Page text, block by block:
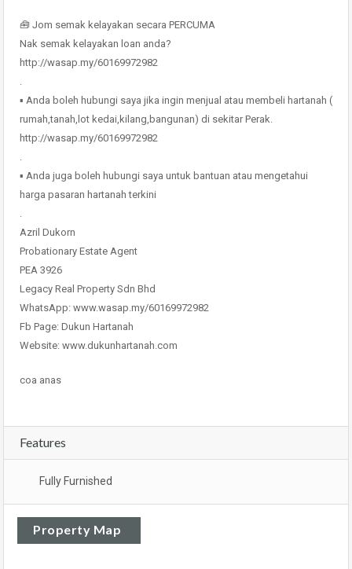
🧰 Jom semak kelayakan secara PERCUMA
Nak semak kelayakan loan anda?
http://wasap.my/60169972982
.
▪ Anda boleh hubungi saya jika ingin menjual atau membeli hartanah (
rumah,tanah,lot kedai,kilang,bangunan) di sekitar Perak.
http://wasap.my/60169972982
.
▪ Anda juga boleh hubungi saya untuk bantuan atau mengetahui
harga pasaran hartanah terkini
.
Azril Dukorn
Probationary Estate Agent
PEA 3926
Legacy Real Property Sdn Bhd
WhatsApp: www.wasap.my/60169972982
Fb Page: Dukun Hartanah
Website: www.dukunhartanah.com
coa anas
Features
Fully Furnished
Property Map